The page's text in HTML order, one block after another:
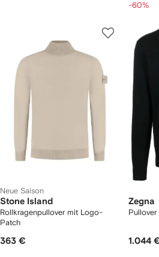
-60%
Neue Saison
Stone Island
Rollkragenpullover mit Logo-
Patch
363 €
Zegna
Pullover
1.044